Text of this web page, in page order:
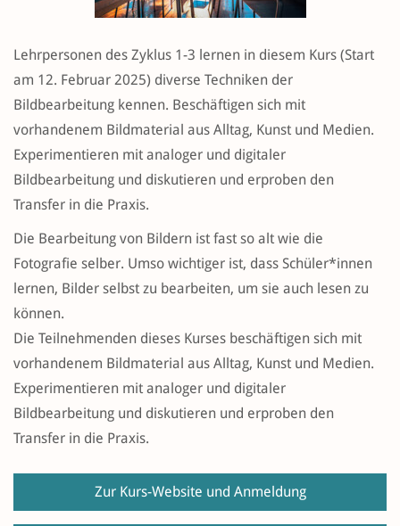
Lehrpersonen des Zyklus 1-3 lernen in diesem Kurs (Start
am 12. Februar 2025) diverse Techniken der
Bildbearbeitung kennen. Beschäftigen sich mit
vorhandenem Bildmaterial aus Alltag, Kunst und Medien.
Experimentieren mit analoger und digitaler
Bildbearbeitung und diskutieren und erproben den
Transfer in die Praxis.
Die Bearbeitung von Bildern ist fast so alt wie die
Fotografie selber. Umso wichtiger ist, dass Schüler*innen
lernen, Bilder selbst zu bearbeiten, um sie auch lesen zu
können.
Die Teilnehmenden dieses Kurses beschäftigen sich mit
vorhandenem Bildmaterial aus Alltag, Kunst und Medien.
Experimentieren mit analoger und digitaler
Bildbearbeitung und diskutieren und erproben den
Transfer in die Praxis.
Zur Kurs-Website und Anmeldung